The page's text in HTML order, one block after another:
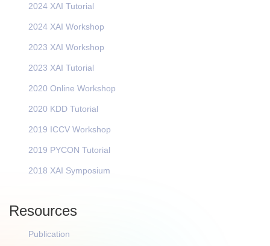
2024 XAI Tutorial
2024 XAI Workshop
2023 XAI Workshop
2023 XAI Tutorial
2020 Online Workshop
2020 KDD Tutorial
2019 ICCV Workshop
2019 PYCON Tutorial
2018 XAI Symposium
Resources
Publication